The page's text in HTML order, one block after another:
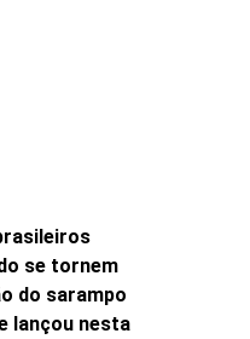
se tornem
do sarampo
lançou nesta